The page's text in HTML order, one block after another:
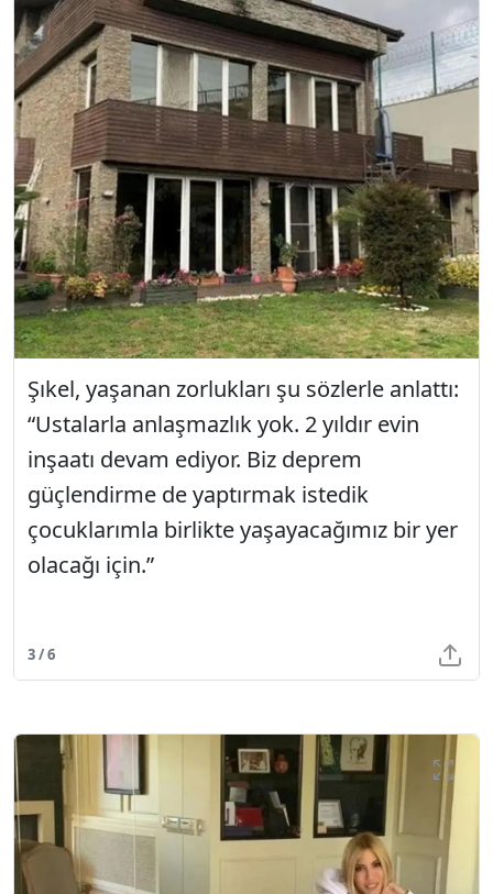
Şıkel, yaşanan zorlukları şu sözlerle anlattı:
“Ustalarla anlaşmazlık yok. 2 yıldır evin
inşaatı devam ediyor. Biz deprem
güçlendirme de yaptırmak istedik
çocuklarımla birlikte yaşayacağımız bir yer
olacağı için.”
3 / 6